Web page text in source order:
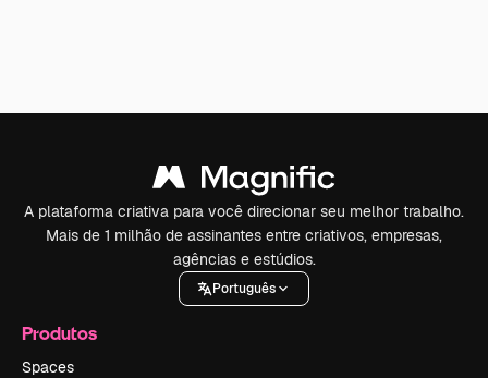
A plataforma criativa para você direcionar seu melhor trabalho.
Mais de 1 milhão de assinantes entre criativos, empresas,
agências e estúdios.
Português
Produtos
Spaces